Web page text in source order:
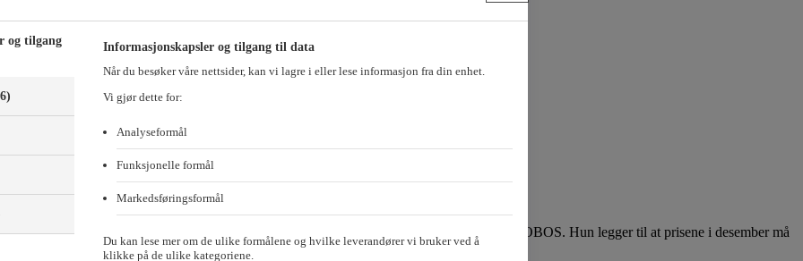
Foto: Thomas Bjørnflaten/Nyebilder
til desember. På landsbasis gikk prisene ned 1,1 prosent.
var mindre enn snittet for desember de siste tjue årene, sier sjeføkonom Sissel Monsvold i OBOS. Hun legger til at prisene i desember må
i året.
og tilgang
Informasjonskapsler og tilgang til data
Når du besøker våre nettsider, kan vi lagre i eller lese informasjon fra din enhet.
Vi gjør dette for:
Analyseformål
Funksjonelle formål
Markedsføringsformål
Du kan lese mer om de ulike formålene og hvilke leverandører vi bruker ved å
klikke på de ulike kategoriene.